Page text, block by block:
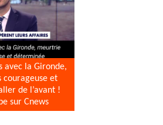
avec la Gironde,
et
de l’avant !
sur Cnews